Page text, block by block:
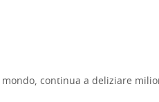
continua a deliziare